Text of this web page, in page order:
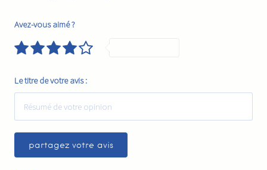
Avez-vous aimé ?
Le titre de votre avis :